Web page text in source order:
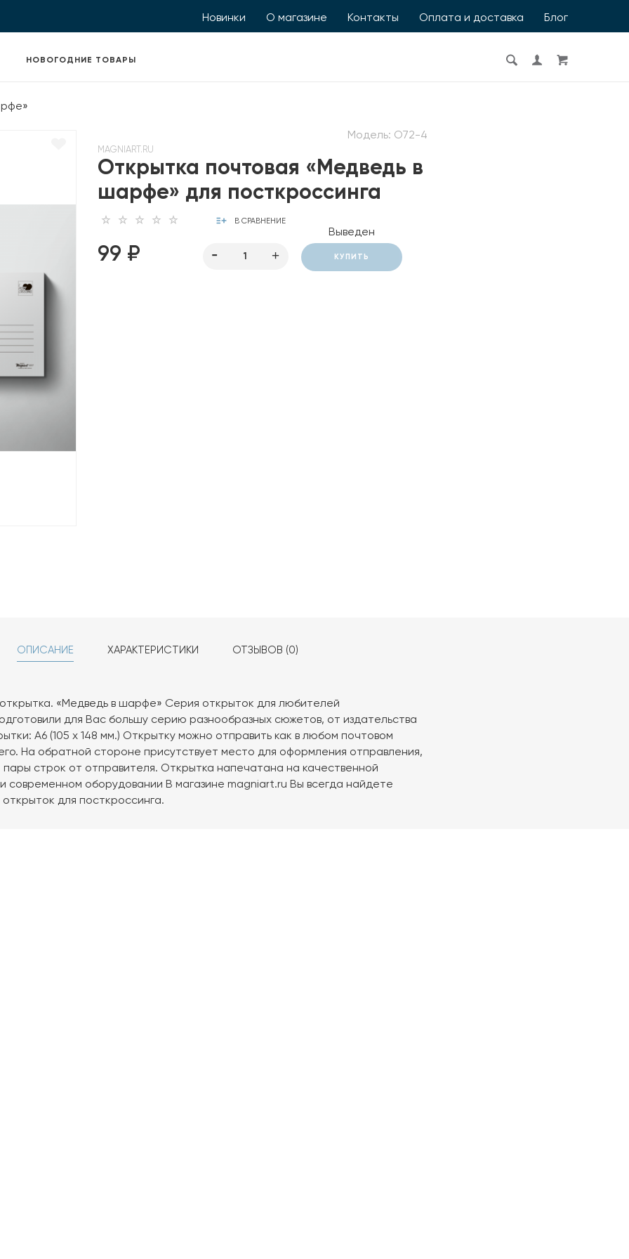
Новинки О магазине Контакты Оплата и доставка Блог
НОВОГОДНИЕ ТОВАРЫ
Модель: O72-4
MAGNIART.RU
Открытка почтовая «Медведь в
шарфе» для посткроссинга
В СРАВНЕНИЕ
99 ₽
Выведен
КУПИТЬ
ОПИСАНИЕ ХАРАКТЕРИСТИКИ ОТЗЫВОВ (0)
«Медведь в шарфе» Серия открыток для любителей
для Вас большу серию разнообразных сюжетов, от издательства
А6 (105 х 148 мм.) Открытку можно отправить как в любом почтовом
На обратной стороне присутствует место для оформления отправления,
пары строк от отправителя. Открытка напечатана на качественной
современном оборудовании В магазине magniart.ru Вы всегда найдете
для посткроссинга.